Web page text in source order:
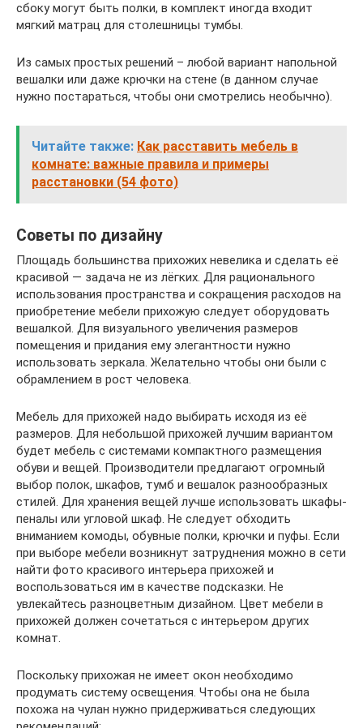
сбоку могут быть полки, в комплект иногда входит
мягкий матрац для столешницы тумбы.
Из самых простых решений – любой вариант напольной
вешалки или даже крючки на стене (в данном случае
нужно постараться, чтобы они смотрелись необычно).
Читайте также: Как расставить мебель в
комнате: важные правила и примеры
расстановки (54 фото)
Советы по дизайну
Площадь большинства прихожих невелика и сделать её
красивой — задача не из лёгких. Для рационального
использования пространства и сокращения расходов на
приобретение мебели прихожую следует оборудовать
вешалкой. Для визуального увеличения размеров
помещения и придания ему элегантности нужно
использовать зеркала. Желательно чтобы они были с
обрамлением в рост человека.
Мебель для прихожей надо выбирать исходя из её
размеров. Для небольшой прихожей лучшим вариантом
будет мебель с системами компактного размещения
обуви и вещей. Производители предлагают огромный
выбор полок, шкафов, тумб и вешалок разнообразных
стилей. Для хранения вещей лучше использовать шкафы-
пеналы или угловой шкаф. Не следует обходить
вниманием комоды, обувные полки, крючки и пуфы. Если
при выборе мебели возникнут затруднения можно в сети
найти фото красивого интерьера прихожей и
воспользоваться им в качестве подсказки. Не
увлекайтесь разноцветным дизайном. Цвет мебели в
прихожей должен сочетаться с интерьером других
комнат.
Поскольку прихожая не имеет окон необходимо
продумать систему освещения. Чтобы она не была
похожа на чулан нужно придерживаться следующих